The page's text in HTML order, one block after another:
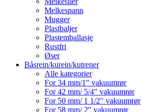
Melkespann
Mugger
Plastbaljer
Plastemballasje
Rustfri
Øser
Båsrein/kurein/kutrener
Alle kategorier
For 34 mm/1″ vakuumrør
For 42 mm/ 5/4″ vakuumrør
For 50 mm/ 1 1/2″ vakuumrør
For 58 mm/ 2″ vakuumrør